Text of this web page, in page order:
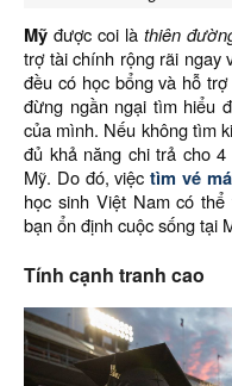
Mỹđược coi làthiên
trợ tài chính rộng rãi ngay
đều có học bổng và hỗ
đừng ngần ngại tìm hiểu
của mình. Nếu không tìm
đủ khả năng chi trả cho
Mỹ. Do đó, việc tìm vé
học sinh Việt Nam có
bạn ổn định cuộc sống tại
Tính cạnh tranh cao